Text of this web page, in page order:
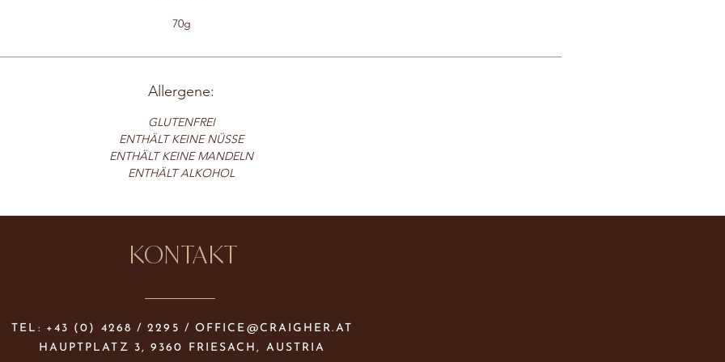
70g
Allergene:
GLUTENFREI
ENTHÄLT KEINE NÜSSE
ENTHÄLT KEINE MANDELN
ENTHÄLT ALKOHOL
KONTAKT
TEL: +43 (0) 4268 / 2295 / OFFICE@CRAIGHER.AT
HAUPTPLATZ 3, 9360 FRIESACH, AUSTRIA